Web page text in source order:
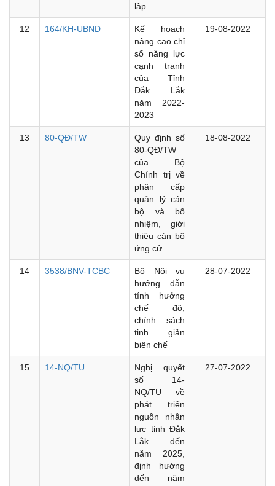
lập
12 164/KH-UBND
Kế hoạch
nâng cao chỉ
số năng lực
cạnh tranh
của Tỉnh
Đắk Lắk
năm 2022-
2023
19-08-2022
13 80-QĐ/TW
Quy định số
80-QĐ/TW
của Bộ
Chính trị về
phân cấp
quản lý cán
bộ và bổ
nhiệm, giới
thiệu cán bộ
ứng cử
18-08-2022
14 3538/BNV-TCBC
Bộ Nội vụ
hướng dẫn
tính hưởng
chế độ,
chính sách
tinh giản
biên chế
28-07-2022
15 14-NQ/TU
Nghị quyết
số 14-
NQ/TU về
phát triển
nguồn nhân
lực tỉnh Đắk
Lắk đến
năm 2025,
định hướng
đến năm
27-07-2022